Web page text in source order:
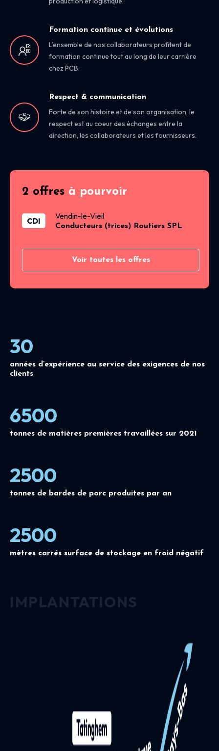
Formation continue et évolutions
L’ensemble de nos collaborateurs profitent de
formation continue tout au long de leur carrière
chez PCB.
Respect & communication
Forte de son histoire et de son organisation, le
respect est au coeur des échanges entre la
direction, les collaborateurs et les fournisseurs.
2 offres à pourvoir
CDI Vendin-le-Vieil
Conducteurs (trices) Routiers SPL
Voir toutes les offres
30
années d’expérience au service des exigences de nos
clients
6500
tonnes de matières premières travaillées sur 2021
2500
tonnes de bardes de porc produites par an
2500
mètres carrés surface de stockage en froid négatif
IMPLANTATIONS